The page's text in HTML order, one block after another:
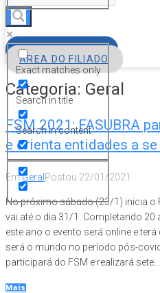
Exact matches only
Search in title
Search in content
ÁREA DO FILIADO
Categoria: Geral
FSM 2021: FASUBRA
e orienta entidades a
EmGeral Postou 22/01/2021
No próximo sábado (23/1) inicia o
vai até o dia 31/1. Completando 20
este ano o evento será online e
será o mundo no período pós-
participará do FSM e realizará sete...
Mais